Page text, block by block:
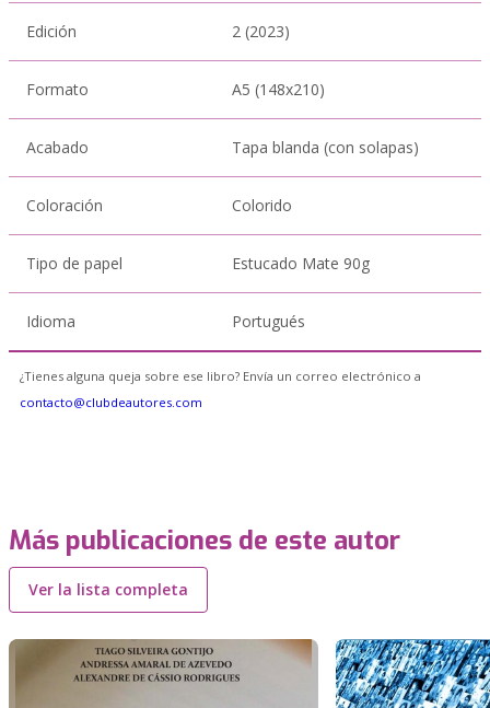
Edición 2 (2023)
Formato A5 (148x210)
Acabado Tapa blanda (con solapas)
Coloración Colorido
Tipo de papel Estucado Mate 90g
Idioma Portugués
¿Tienes alguna queja sobre ese libro? Envía un correo electrónico a
contacto@clubdeautores.com
Más publicaciones de este autor
Ver la lista completa